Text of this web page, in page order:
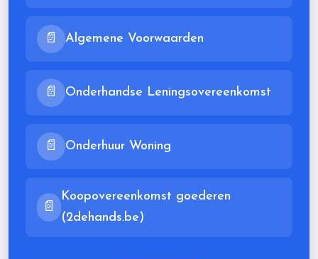
📄 Algemene Voorwaarden
📄 Onderhandse Leningsovereenkomst
📄 Onderhuur Woning
📄
Koopovereenkomst goederen
(2dehands.be)